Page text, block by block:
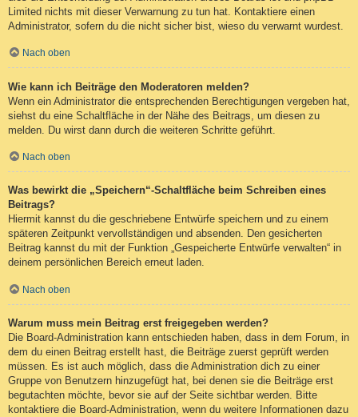
Limited nichts mit dieser Verwarnung zu tun hat. Kontaktiere einen
Administrator, sofern du die nicht sicher bist, wieso du verwarnt wurdest.
Nach oben
Wie kann ich Beiträge den Moderatoren melden?
Wenn ein Administrator die entsprechenden Berechtigungen vergeben hat,
siehst du eine Schaltfläche in der Nähe des Beitrags, um diesen zu
melden. Du wirst dann durch die weiteren Schritte geführt.
Nach oben
Was bewirkt die „Speichern“-Schaltfläche beim Schreiben eines
Beitrags?
Hiermit kannst du die geschriebene Entwürfe speichern und zu einem
späteren Zeitpunkt vervollständigen und absenden. Den gesicherten
Beitrag kannst du mit der Funktion „Gespeicherte Entwürfe verwalten“ in
deinem persönlichen Bereich erneut laden.
Nach oben
Warum muss mein Beitrag erst freigegeben werden?
Die Board-Administration kann entschieden haben, dass in dem Forum, in
dem du einen Beitrag erstellt hast, die Beiträge zuerst geprüft werden
müssen. Es ist auch möglich, dass die Administration dich zu einer
Gruppe von Benutzern hinzugefügt hat, bei denen sie die Beiträge erst
begutachten möchte, bevor sie auf der Seite sichtbar werden. Bitte
kontaktiere die Board-Administration, wenn du weitere Informationen dazu